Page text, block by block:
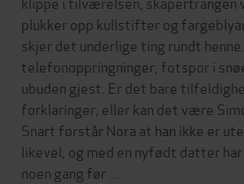
plukker opp kullstifter og
skjer det underlige ting rundt
telefonoppringninger, fotspor i
ubuden gjest. Er det bare
forklaringer, eller kan det være
Snart forstår Nora at han ikke er
likevel, og med en nyfødt datter har
noen gang før ...